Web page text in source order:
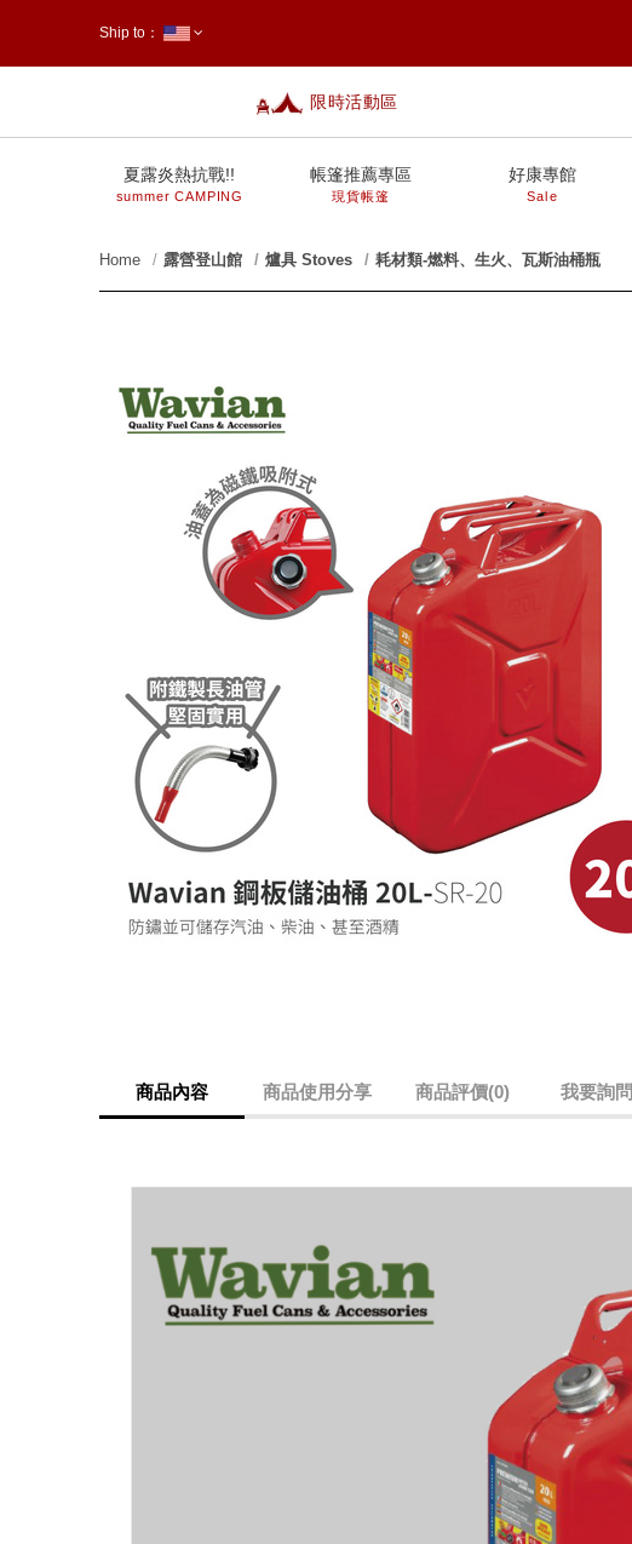
限時活動區
Ship to：
夏露炎熱抗戰!!
summer CAMPING
帳篷推薦專區
現貨帳篷
好康專館
Sale
Home 露營登山館 爐具 Stoves 耗材類-燃料、生火、瓦斯油桶瓶
prev
商品內容 商品使用分享 商品評價(0) 我要詢問